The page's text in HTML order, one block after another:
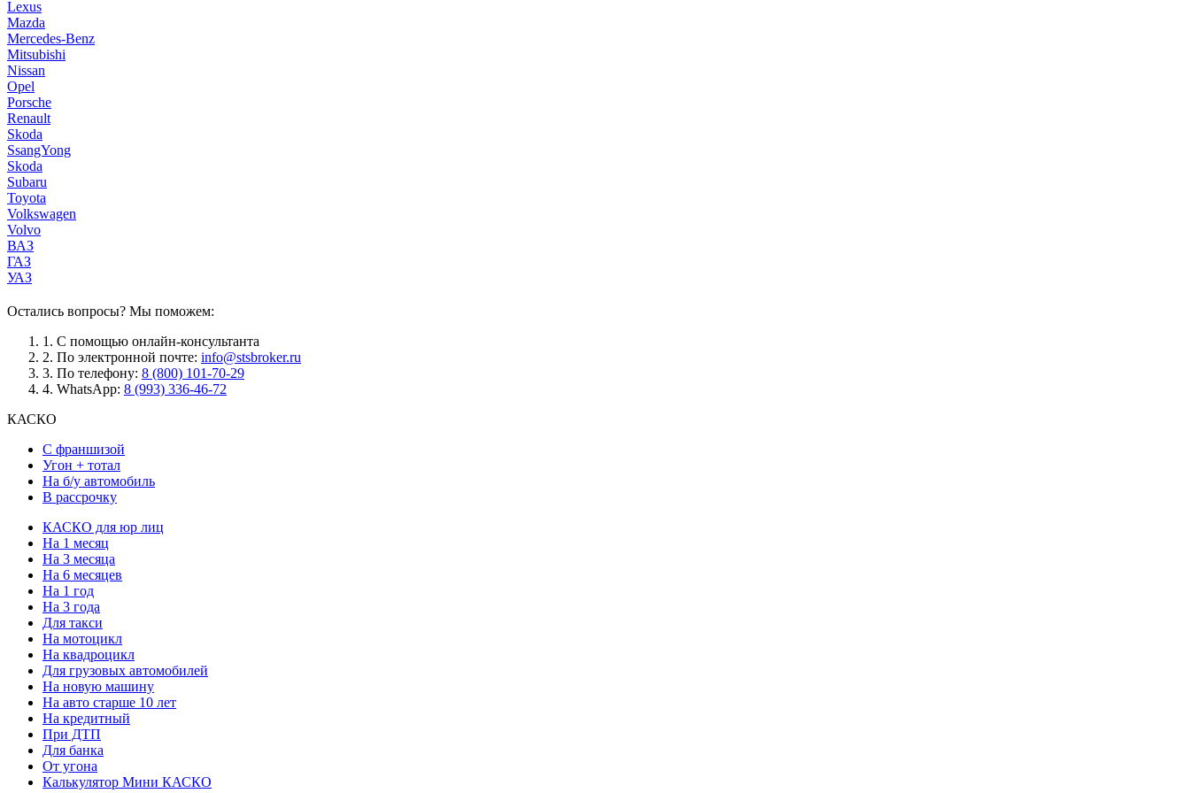
Lexus
Mazda
Mercedes-Benz
Mitsubishi
Nissan
Opel
Porsche
Renault
Skoda
SsangYong
Skoda
Subaru
Toyota
Volkswagen
Volvo
ВАЗ
ГАЗ
УАЗ
Остались вопросы? Мы поможем:
1. С помощью онлайн-консультанта
2. По электронной почте: info@stsbroker.ru
3. По телефону: 8 (800) 101-70-29
4. WhatsApp: 8 (993) 336-46-72
КАСКО
С франшизой
Угон + тотал
На б/у автомобиль
В рассрочку
КАСКО для юр лиц
На 1 месяц
На 3 месяца
На 6 месяцев
На 1 год
На 3 года
Для такси
На мотоцикл
На квадроцикл
Для грузовых автомобилей
На новую машину
На авто старше 10 лет
На кредитный
При ДТП
Для банка
От угона
Калькулятор Мини КАСКО